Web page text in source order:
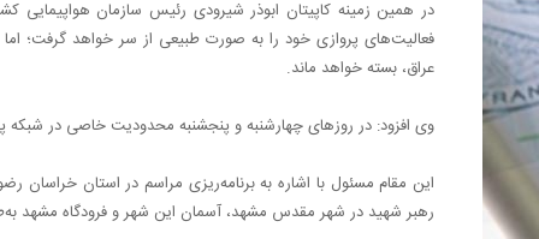
در همین زمینه کاپیتان ابوذر شیرودی رئیس سازمان هواپیمایی
فعالیت‌های پروازی خود را به صورت طبیعی از سر خواهد گرفت؛ اما
عراق، بسته خواهد ماند.
وی افزود: در روزهای چهارشنبه و پنجشنبه محدودیت خاصی در شبکه
رهبر شهید در شهر مقدس مشهد، آسمان این شهر و فرودگاه مشهد